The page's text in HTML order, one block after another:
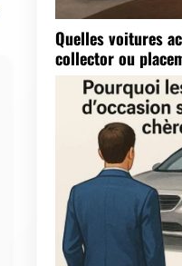
Quelles voitures
collector ou